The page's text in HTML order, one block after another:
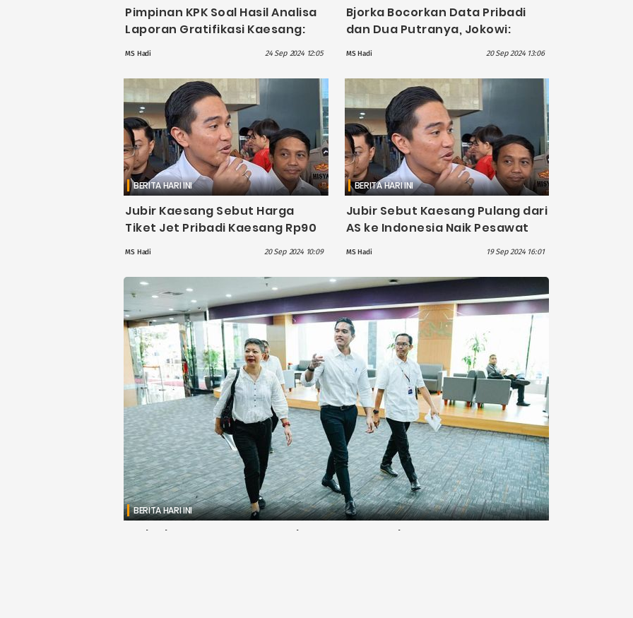
Pimpinan KPK Soal Hasil Analisa
Laporan Gratifikasi Kaesang:
Pencegahan Saja yang
MS Hadi 24 Sep 2024 12:05
Bjorka Bocorkan Data Pribadi
dan Dua Putranya, Jokowi:
Segera Dimitigasi Semuanya
MS Hadi 20 Sep 2024 13:06
BERITA HARI INI
Jubir Kaesang Sebut Harga
Tiket Jet Pribadi Kaesang Rp90
Juta per Orang Masih Taksiran
MS Hadi 20 Sep 2024 10:09
BERITA HARI INI
Jubir Sebut Kaesang Pulang dari
AS ke Indonesia Naik Pesawat
Komersil
MS Hadi 19 Sep 2024 16:01
BERITA HARI INI
Beda dengan KPK, Kuasa Hukum Kaesang Sebut Penumpang Jet